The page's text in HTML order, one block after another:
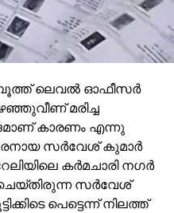
ലെവല്‍ ഓഫീസര്‍
മരിച്ച
കാരണം എന്നു
സര്‍വേശ് കുമാര്‍
കര്‍മചാരി നഗര്‍
സര്‍വേശ്
പെട്ടെന്ന് നിലത്ത്